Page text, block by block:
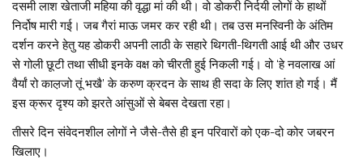
दसमी लाश खेताजी महिया की वृद्धा मां की थी। वो डोकरी निर्दयी लोगों के हाथों
निर्दोष मारी गई। जब गैरां माऊ जमर कर रही थी। तब उस मनस्विनी के अंतिम
दर्शन करने हेतु यह डोकरी अपनी लाठी के सहारे थिगती-थिगती आई थी और उधर
से गोली छूटी तथा सीधी इनके वक्ष को चीरती हुई निकली गई। वो ‘हे नवलाख आं
वैर्यां रो काल़जो तूं भखै’ के करुण क्रदन के साथ ही सदा के लिए शांत हो गई। मैं
इस क्रूर दृश्य को झरते आंसुओं से बेबस देखता रहा।
तीसरे दिन संवेदनशील लोगों ने जैसे-तैसे ही इन परिवारों को एक-दो कोर जबरन
खिलाए।